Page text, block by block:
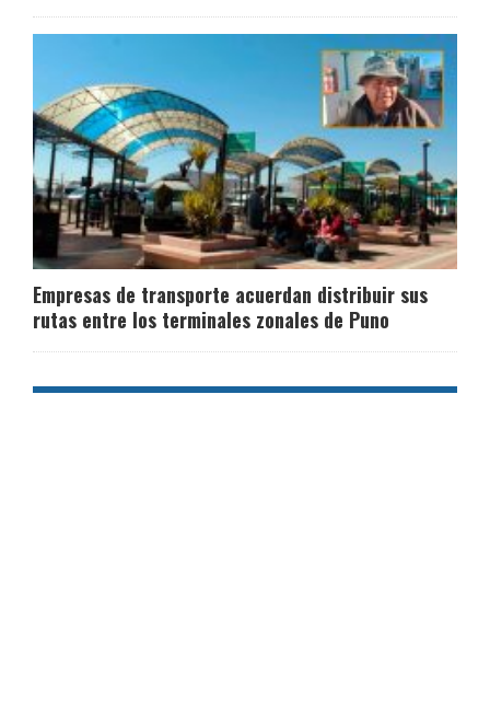
Empresas de transporte acuerdan distribuir sus
rutas entre los terminales zonales de Puno